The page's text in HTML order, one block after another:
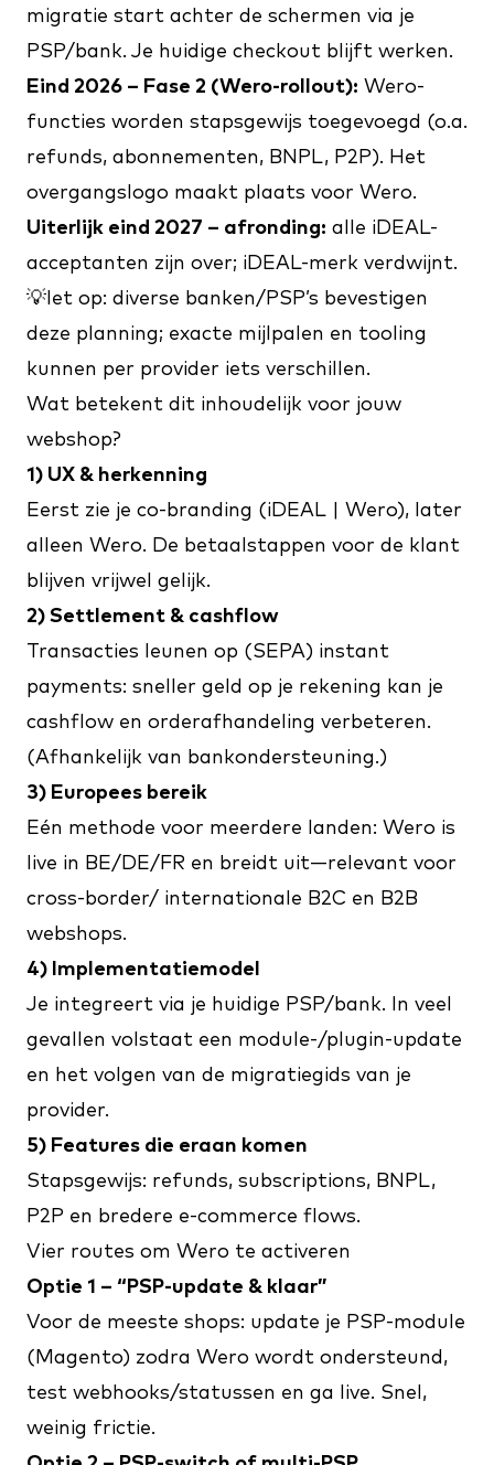
migratie start achter de schermen via je
PSP/bank. Je huidige checkout blijft werken.
Eind 2026 – Fase 2 (Wero-rollout): Wero-
functies worden stapsgewijs toegevoegd (o.a.
refunds, abonnementen, BNPL, P2P). Het
overgangslogo maakt plaats voor Wero.
Uiterlijk eind 2027 – afronding: alle iDEAL-
acceptanten zijn over; iDEAL-merk verdwijnt.
💡let op: diverse banken/PSP’s bevestigen
deze planning; exacte mijlpalen en tooling
kunnen per provider iets verschillen.
Wat betekent dit inhoudelijk voor jouw
webshop?
1) UX & herkenning
Eerst zie je co-branding (iDEAL | Wero), later
alleen Wero. De betaalstappen voor de klant
blijven vrijwel gelijk.
2) Settlement & cashflow
Transacties leunen op (SEPA) instant
payments: sneller geld op je rekening kan je
cashflow en orderafhandeling verbeteren.
(Afhankelijk van bankondersteuning.)
3) Europees bereik
Eén methode voor meerdere landen: Wero is
live in BE/DE/FR en breidt uit—relevant voor
cross-border/ internationale B2C en B2B
webshops.
4) Implementatiemodel
Je integreert via je huidige PSP/bank. In veel
gevallen volstaat een module-/plugin-update
en het volgen van de migratiegids van je
provider.
5) Features die eraan komen
Stapsgewijs: refunds, subscriptions, BNPL,
P2P en bredere e-commerce flows.
Vier routes om Wero te activeren
Optie 1 – “PSP-update & klaar”
Voor de meeste shops: update je PSP-module
(Magento) zodra Wero wordt ondersteund,
test webhooks/statussen en ga live. Snel,
weinig frictie.